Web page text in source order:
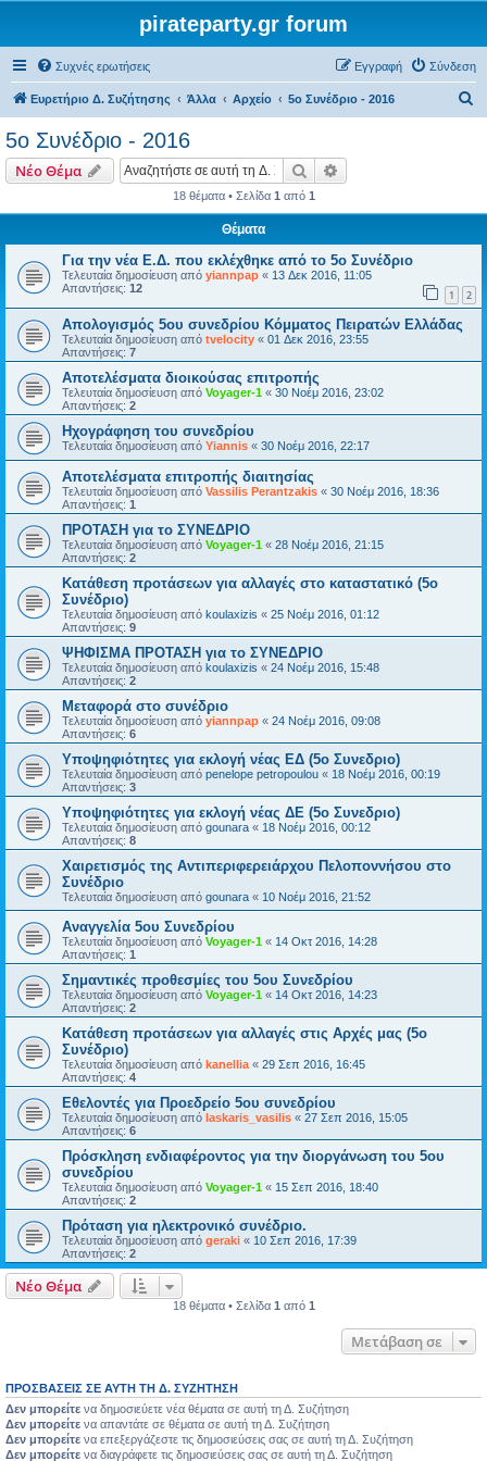
pirateparty.gr forum
Συχνές ερωτήσεις Σύνδεση
Εγγραφή
Ευρετήριο Δ. Συζήτησης Άλλα Αρχείο 5ο Συνέδριο - 2016
η
5ο Συνέδριο - 2016
Νέο Θέμα Αναζήτηση
18 θέματα • Σελίδα 1 από 1
Θέματα
Για την νέα Ε.Δ. που εκλέχθηκε από το 5ο Συνέδριο
Τελευταία δημοσίευση από yiannpap « 13 Δεκ 2016, 11:05
Απαντήσεις: 12 1 2
Απολογισμός 5ου συνεδρίου Κόμματος Πειρατών Ελλάδας
Τελευταία δημοσίευση από tvelocity « 01 Δεκ 2016, 23:55
Απαντήσεις: 7
Αποτελέσματα διοικούσας επιτροπής
Τελευταία δημοσίευση από Voyager-1 « 30 Νοέμ 2016, 23:02
Απαντήσεις: 2
Ηχογράφηση του συνεδρίου
Τελευταία δημοσίευση από Yiannis « 30 Νοέμ 2016, 22:17
Αποτελέσματα επιτροπής διαιτησίας
Τελευταία δημοσίευση από Vassilis Perantzakis « 30 Νοέμ 2016, 18:36
Απαντήσεις: 1
ΠΡΟΤΑΣΗ για το ΣΥΝΕΔΡΙΟ
Τελευταία δημοσίευση από Voyager-1 « 28 Νοέμ 2016, 21:15
Απαντήσεις: 2
Κατάθεση προτάσεων για αλλαγές στο καταστατικό (5ο
Συνέδριο)
Τελευταία δημοσίευση από koulaxizis « 25 Νοέμ 2016, 01:12
Απαντήσεις: 9
ΨΗΦΙΣΜΑ ΠΡΟΤΑΣΗ για το ΣΥΝΕΔΡΙΟ
Τελευταία δημοσίευση από koulaxizis « 24 Νοέμ 2016, 15:48
Απαντήσεις: 2
Μεταφορά στο συνέδριο
Τελευταία δημοσίευση από yiannpap « 24 Νοέμ 2016, 09:08
Απαντήσεις: 6
Υποψηφιότητες για εκλογή νέας ΕΔ (5ο Συνεδριο)
Τελευταία δημοσίευση από penelope petropoulou « 18 Νοέμ 2016, 00:19
Απαντήσεις: 3
Υποψηφιότητες για εκλογή νέας ΔΕ (5ο Συνεδριο)
Τελευταία δημοσίευση από gounara « 18 Νοέμ 2016, 00:12
Απαντήσεις: 8
Χαιρετισμός της Αντιπεριφερειάρχου Πελοποννήσου στο
Συνέδριο
Τελευταία δημοσίευση από gounara « 10 Νοέμ 2016, 21:52
Αναγγελία 5ου Συνεδρίου
Τελευταία δημοσίευση από Voyager-1 « 14 Οκτ 2016, 14:28
Απαντήσεις: 1
Σημαντικές προθεσμίες του 5ου Συνεδρίου
Τελευταία δημοσίευση από Voyager-1 « 14 Οκτ 2016, 14:23
Απαντήσεις: 2
Κατάθεση προτάσεων για αλλαγές στις Αρχές μας (5ο
Συνέδριο)
Τελευταία δημοσίευση από kanellia « 29 Σεπ 2016, 16:45
Απαντήσεις: 4
Εθελοντές για Προεδρείο 5ου συνεδρίου
Τελευταία δημοσίευση από laskaris_vasilis « 27 Σεπ 2016, 15:05
Απαντήσεις: 6
Πρόσκληση ενδιαφέροντος για την διοργάνωση του 5ου
συνεδρίου
Τελευταία δημοσίευση από Voyager-1 « 15 Σεπ 2016, 18:40
Απαντήσεις: 2
Πρόταση για ηλεκτρονικό συνέδριο.
Τελευταία δημοσίευση από geraki « 10 Σεπ 2016, 17:39
Απαντήσεις: 2
Νέο Θέμα
18 θέματα • Σελίδα 1 από 1
Μετάβαση σε
ΠΡΟΣΒΆΣΕΙΣ ΣΕ ΑΥΤΉ ΤΗ Δ. ΣΥΖΉΤΗΣΗ
Δεν μπορείτε να δημοσιεύετε νέα θέματα σε αυτή τη Δ. Συζήτηση
Δεν μπορείτε να απαντάτε σε θέματα σε αυτή τη Δ. Συζήτηση
Δεν μπορείτε να επεξεργάζεστε τις δημοσιεύσεις σας σε αυτή τη Δ. Συζήτηση
Δεν μπορείτε να διαγράφετε τις δημοσιεύσεις σας σε αυτή τη Δ. Συζήτηση